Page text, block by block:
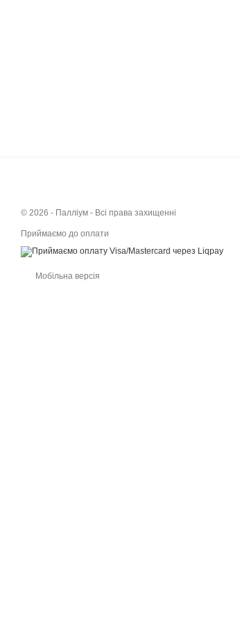
© 2026 - Палліум - Всі права захищенні
Приймаємо до оплати
Мобільна версія